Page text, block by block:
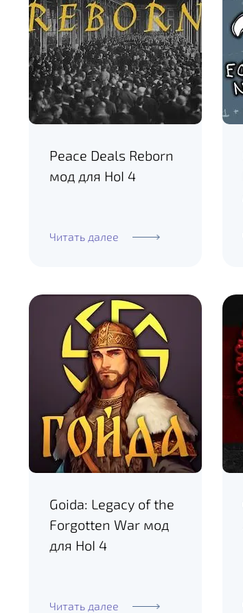
Peace Deals Reborn
мод для HoI 4
Читать далее
Goida: Legacy of the
Forgotten War мод
для HoI 4
Читать далее